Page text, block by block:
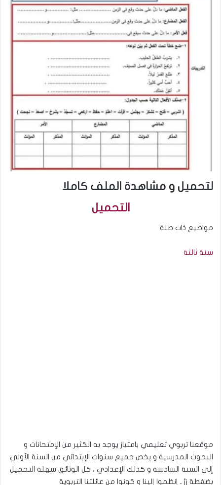
لتحميل و مشاهدة الملف كاملا
التحميل
مواضيع ذات صلة
سنة ثالثة
موقعنا تربوي تعليمي بامتياز يوجد به الكثير من الإمتحانات و
البحوث المدرسية و يخص جميع سنوات الإبتدائي من السنة الأولى
إلى السنة السادسة و كذلك الإعدادي ، كل الوثائق سهلة التحميل
بضغطة زرّ ـ إنظموا إلينا و كونوا من عائلتنا التربوية